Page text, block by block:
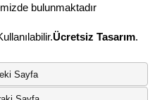
bulunmaktadır
Ücretsiz Tasarım.
Sayfa